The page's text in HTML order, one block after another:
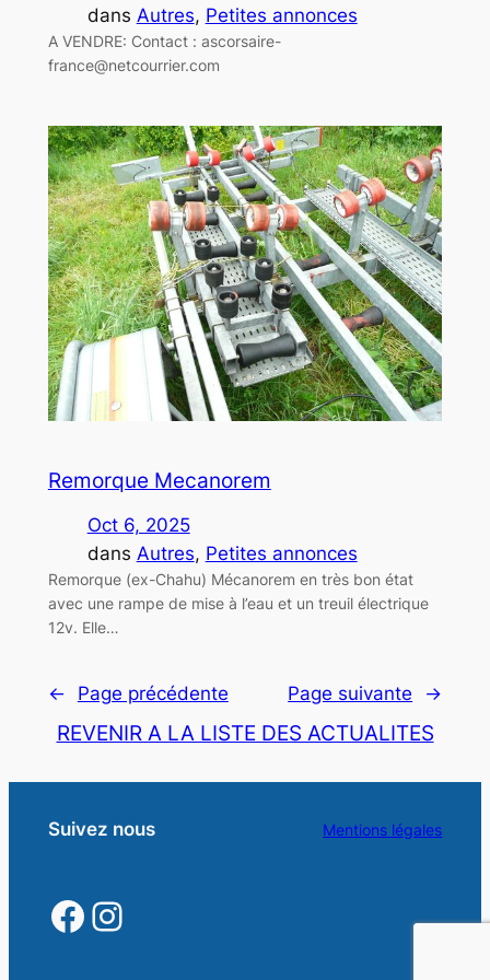
dans Autres, Petites annonces
A VENDRE: Contact : ascorsaire-
france@netcourrier.com
Remorque Mecanorem
Oct 6, 2025
dans Autres, Petites annonces
Remorque (ex-Chahu) Mécanorem en très bon état
avec une rampe de mise à l’eau et un treuil électrique
12v. Elle…
← Page précédente Page suivante →
REVENIR A LA LISTE DES ACTUALITES
Suivez nous
https://
https://
Mentions légales